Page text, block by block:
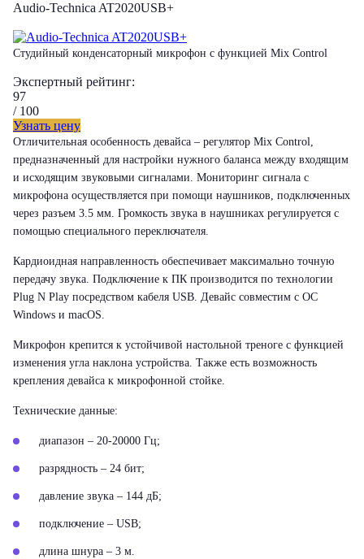
Audio-Technica AT2020USB+
Студийный конденсаторный микрофон с функцией Mix Control
Экспертный рейтинг:
97
/ 100
Узнать цену
Отличительная особенность девайса – регулятор Mix Control,
предназначенный для настройки нужного баланса между входящим
и исходящим звуковыми сигналами. Мониторинг сигнала с
микрофона осуществляется при помощи наушников, подключенных
через разъем 3.5 мм. Громкость звука в наушниках регулируется с
помощью специального переключателя.
Кардиоидная направленность обеспечивает максимально точную
передачу звука. Подключение к ПК производится по технологии
Plug N Play посредством кабеля USB. Девайс совместим с ОС
Windows и macOS.
Микрофон крепится к устойчивой настольной треноге с функцией
изменения угла наклона устройства. Также есть возможность
крепления девайса к микрофонной стойке.
Технические данные:
диапазон – 20-20000 Гц;
разрядность – 24 бит;
давление звука – 144 дБ;
подключение – USB;
длина шнура – 3 м.